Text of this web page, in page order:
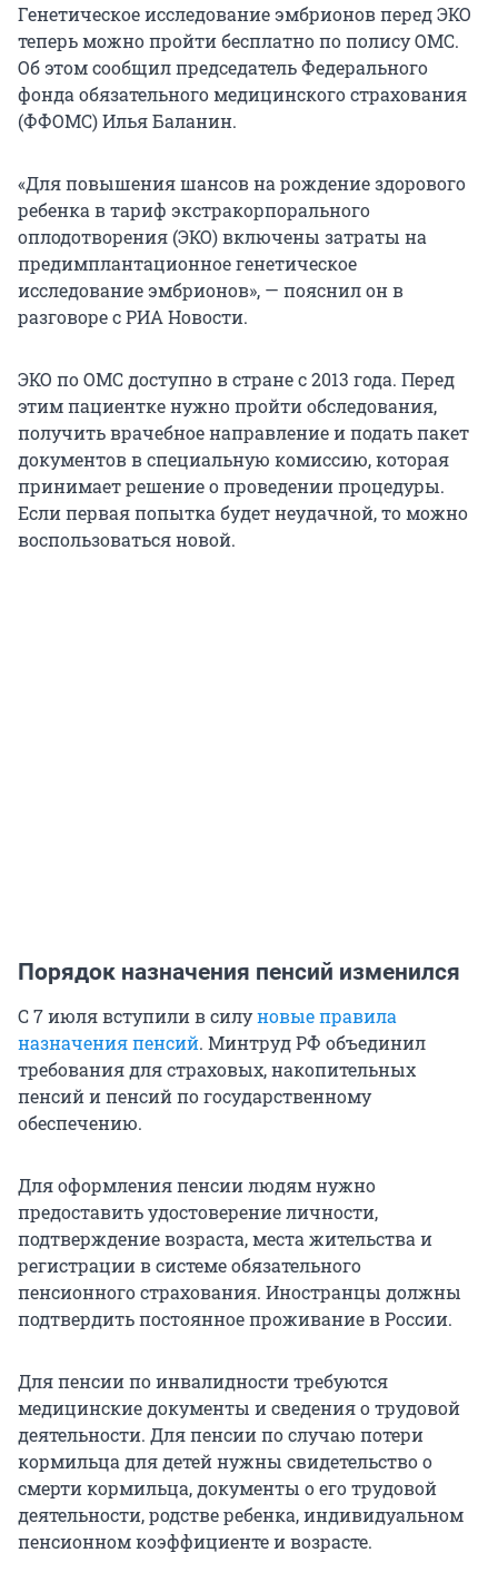
Генетическое исследование эмбрионов перед ЭКО
теперь можно пройти бесплатно по полису ОМС.
Об этом сообщил председатель Федерального
фонда обязательного медицинского страхования
(ФФОМС) Илья Баланин.
«Для повышения шансов на рождение здорового
ребенка в тариф экстракорпорального
оплодотворения (ЭКО) включены затраты на
предимплантационное генетическое
исследование эмбрионов», — пояснил он в
разговоре с РИА Новости.
ЭКО по ОМС доступно в стране с 2013 года. Перед
этим пациентке нужно пройти обследования,
получить врачебное направление и подать пакет
документов в специальную комиссию, которая
принимает решение о проведении процедуры.
Если первая попытка будет неудачной, то можно
воспользоваться новой.
Порядок назначения пенсий изменился
С 7 июля вступили в силуновые правила
назначения пенсий. Минтруд РФ объединил
требования для страховых, накопительных
пенсий и пенсий по государственному
обеспечению.
Для оформления пенсии людям нужно
предоставить удостоверение личности,
подтверждение возраста, места жительства и
регистрации в системе обязательного
пенсионного страхования. Иностранцы должны
подтвердить постоянное проживание в России.
Для пенсии по инвалидности требуются
медицинские документы и сведения о трудовой
деятельности. Для пенсии по случаю потери
кормильца для детей нужны свидетельство о
смерти кормильца, документы о его трудовой
деятельности, родстве ребенка, индивидуальном
пенсионном коэффициенте и возрасте.